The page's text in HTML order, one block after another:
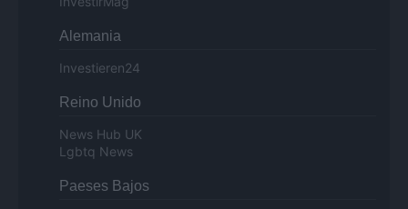
Alemania
Investieren24
Reino Unido
News Hub UK
Lgbtq News
Paeses Bajos